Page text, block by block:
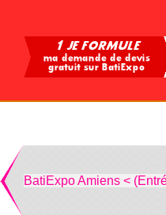
BatiExpo Amiens <